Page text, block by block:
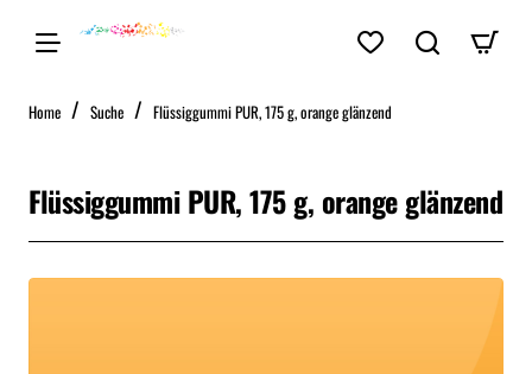
Home home Suche Flüssiggummi PUR, 175 g, orange glänzend
Flüssiggummi PUR, 175 g, orange glänzend